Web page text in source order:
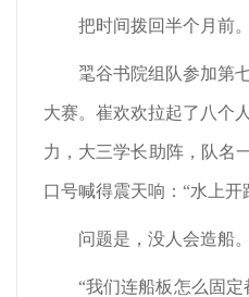
把时间拨回半个月前。
毣谷书院组队参加第
大赛。崔欢欢拉起了八
力，大三学长助阵，队名
口号喊得震天响：“水上
问题是，没人会造船。
“我们连船板怎么固定